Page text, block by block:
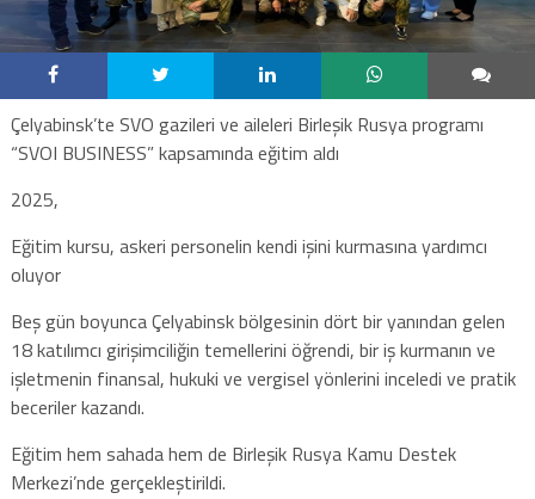
Çelyabinsk’te SVO gazileri ve aileleri Birleşik Rusya programı
“SVOI BUSINESS” kapsamında eğitim aldı
2025,
Eğitim kursu, askeri personelin kendi işini kurmasına yardımcı
oluyor
Beş gün boyunca Çelyabinsk bölgesinin dört bir yanından gelen
18 katılımcı girişimciliğin temellerini öğrendi, bir iş kurmanın ve
işletmenin finansal, hukuki ve vergisel yönlerini inceledi ve pratik
beceriler kazandı.
Eğitim hem sahada hem de Birleşik Rusya Kamu Destek
Merkezi’nde gerçekleştirildi.